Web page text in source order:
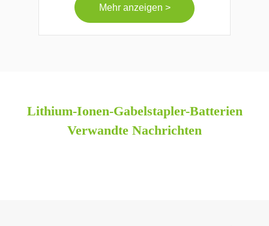
Mehr anzeigen >
Lithium-Ionen-Gabelstapler-Batterien
Verwandte Nachrichten